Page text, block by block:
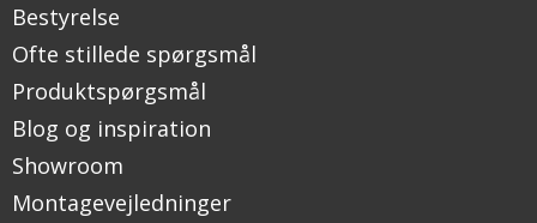
Bestyrelse
Ofte stillede spørgsmål
Produktspørgsmål
Blog og inspiration
Showroom
Montagevejledninger